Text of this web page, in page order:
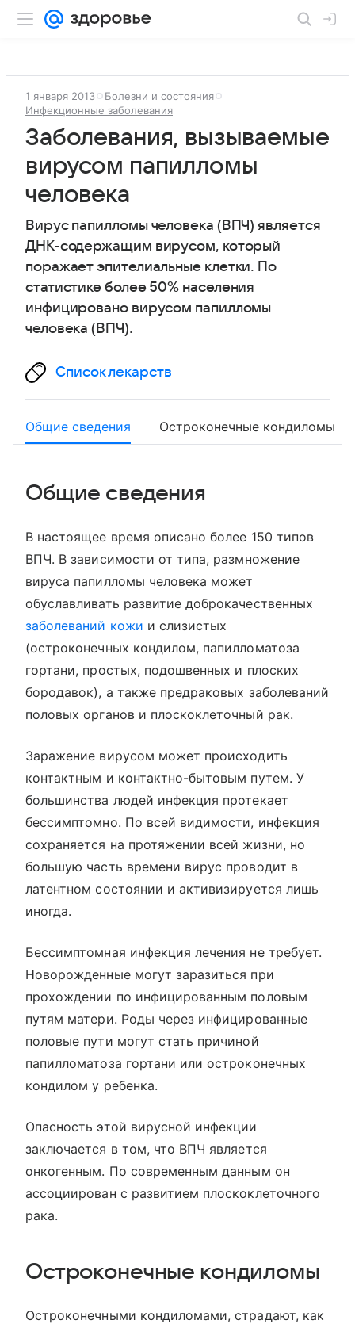
1 января 2013
Болезни и состояния
Инфекционные заболевания
Заболевания, вызываемые
вирусом папилломы
человека
Вирус папилломы человека (ВПЧ) является
ДНК-содержащим вирусом, который
поражает эпителиальные клетки. По
статистике более 50% населения
инфицировано вирусом папилломы
человека (ВПЧ).
Список лекарств
Общие сведения Остроконечные кондиломы
Общие сведения
В настоящее время описано более 150 типов
ВПЧ. В зависимости от типа, размножение
вируса папилломы человека может
обуславливать развитие доброкачественных
заболеваний кожи и слизистых
(остроконечных кондилом, папилломатоза
гортани, простых, подошвенных и плоских
бородавок), а также предраковых заболеваний
половых органов и плоскоклеточный рак.
Заражение вирусом может происходить
контактным и контактно-бытовым путем. У
большинства людей инфекция протекает
бессимптомно. По всей видимости, инфекция
сохраняется на протяжении всей жизни, но
большую часть времени вирус проводит в
латентном состоянии и активизируется лишь
иногда.
Бессимптомная инфекция лечения не требует.
Новорожденные могут заразиться при
прохождении по инфицированным половым
путям матери. Роды через инфицированные
половые пути могут стать причиной
папилломатоза гортани или остроконечных
кондилом у ребенка.
Опасность этой вирусной инфекции
заключается в том, что ВПЧ является
онкогенным. По современным данным он
ассоциирован с развитием плоскоклеточного
рака.
Остроконечные кондиломы
Остроконечными кондиломами, страдают, как